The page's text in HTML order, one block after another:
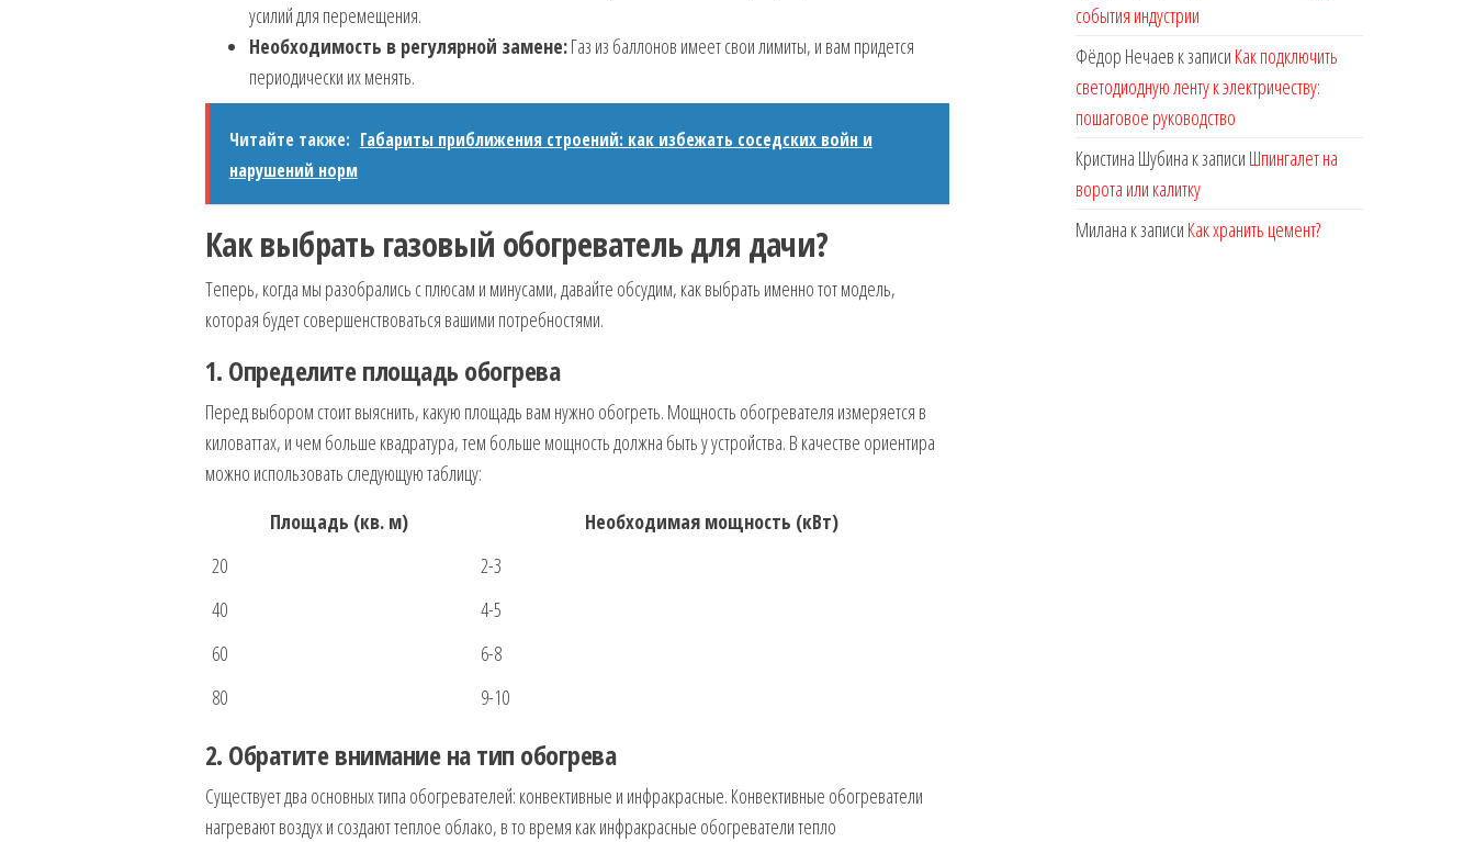
усилий для перемещения.
Необходимость в регулярной замене:Газ из баллонов имеет свои лимиты, и вам придется
периодически их менять.
Читайте также: Габариты приближения строений: как избежать соседских войн и
нарушений норм
Как выбрать газовый обогреватель для дачи?
Теперь, когда мы разобрались с плюсам и минусами, давайте обсудим, как выбрать именно тот модель,
которая будет совершенствоваться вашими потребностями.
1. Определите площадь обогрева
Перед выбором стоит выяснить, какую площадь вам нужно обогреть. Мощность обогревателя измеряется в
киловаттах, и чем больше квадратура, тем больше мощность должна быть у устройства. В качестве ориентира
можно использовать следующую таблицу:
Площадь (кв. м)
Необходимая мощность (кВт)
20
2-3
40
4-5
60
6-8
80
9-10
2. Обратите внимание на тип обогрева
Существует два основных типа обогревателей: конвективные и инфракрасные. Конвективные обогреватели
нагревают воздух и создают теплое облако, в то время как инфракрасные обогреватели тепло
события индустрии
Фёдор Нечаев к записи Как подключить
светодиодную ленту к электричеству:
пошаговое руководство
Кристина Шубина к записи Шпингалет на
ворота или калитку
Милана к записи Как хранить цемент?